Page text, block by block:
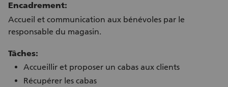
Encadrement:
Accueil et communication aux bénévoles par le
responsable du magasin.
Tâches:
Accueillir et proposer un cabas aux clients
Récupérer les cabas